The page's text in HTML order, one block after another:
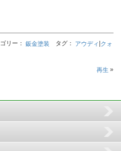
リー： 鈑金塗装 タグ： アウディ クォ
再生 »